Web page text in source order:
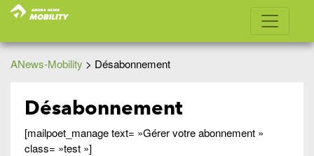
ANews-Mobility > Désabonnement
Désabonnement
[mailpoet_manage text= »Gérer votre abonnement »
class= »test »]